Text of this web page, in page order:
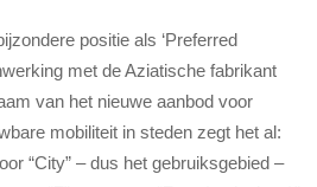
positie als ‘Preferred
met de Aziatische fabrikant
van het nieuwe aanbod voor
mobiliteit in steden zegt het al:
“City” – dus het gebruiksgebied –